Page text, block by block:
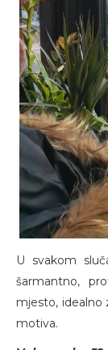
U svakom
šarmantno,
mjesto, idealno
motiva.